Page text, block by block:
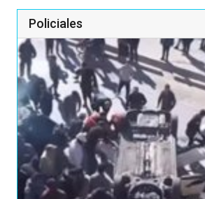
Policiales